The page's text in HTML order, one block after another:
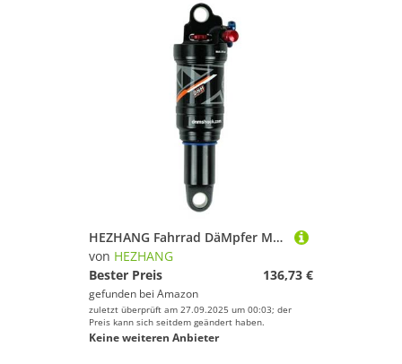
HEZHANG Fahrrad DäMpfer MTB Air Hinten Schock Mit Lockout 165/190/200mm Mountainbike Downhill Fahrrad Spule Absorber(200mm)
von HEZHANG
Bester Preis
136,73 €
gefunden bei Amazon
zuletzt überprüft am 27.09.2025 um 00:03; der
Preis kann sich seitdem geändert haben.
Keine weiteren Anbieter